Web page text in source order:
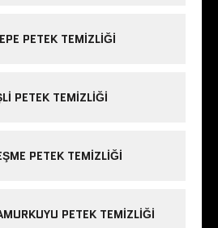
PETEK TEMIZLIĞI
PETEK TEMIZLIĞI
PETEK TEMIZLIĞI
PETEK TEMIZLIĞI